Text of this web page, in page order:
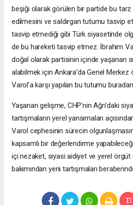
beşiği olarak görülen bir partide bu tarz
edilmesini ve saldırgan tutumu tasvip
tasvip etmediği gibi Türk siyasetinde
de bu hareketi tasvip etmez. İbrahim
doğal olarak partisinin içinde yaşanan
alabilmek için Ankara’da Genel
Varol’a karşı yapılan bu tutumu buradan
Yaşanan gelişme, CHP’nin Ağrı’daki
tartışmaların yerel yansımaları
Varol cephesinin sürecin
kapsamlı bir değerlendirme
içi nezaket, siyasi aidiyet ve yerel örgüt
bakımından yeni tartışmaları